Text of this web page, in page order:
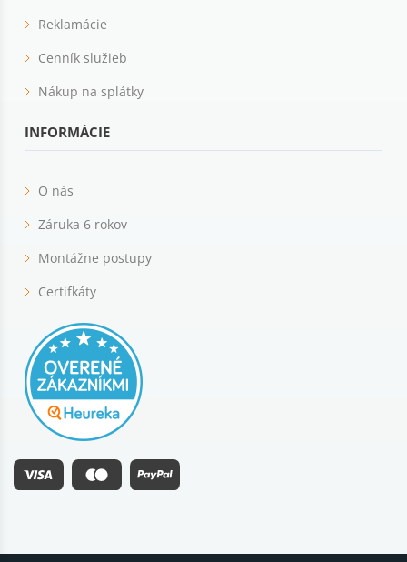
Reklamácie
Cenník služieb
Nákup na splátky
INFORMÁCIE
O nás
Záruka 6 rokov
Montážne postupy
Certifkáty